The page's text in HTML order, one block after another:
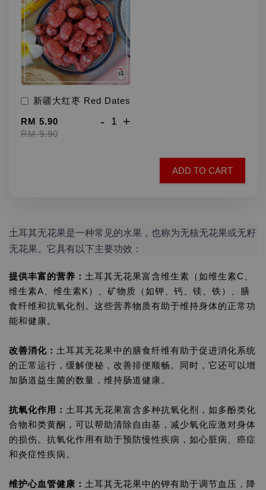
新疆大红枣 Red Dates
RM 5.90
RM 9.90
- +
ADD TO CART
土耳其无花果是一种常见的水果，也称为无核无花果或无籽
无花果。它具有以下主要功效：
提供丰富的营养： 土耳其无花果富含维生素（如维生素C、
维生素A、维生素K）、矿物质（如钾、钙、镁、铁）、膳
食纤维和抗氧化剂。这些营养物质有助于维持身体的正常功
能和健康。
改善消化： 土耳其无花果中的膳食纤维有助于促进消化系统
的正常运行，缓解便秘，改善排便顺畅。同时，它还可以增
加肠道益生菌的数量，维持肠道健康。
抗氧化作用： 土耳其无花果富含多种抗氧化剂，如多酚类化
合物和类黄酮，可以帮助清除自由基，减少氧化应激对身体
的损伤。抗氧化作用有助于预防慢性疾病，如心脏病、癌症
和炎症性疾病。
维护心血管健康： 土耳其无花果中的钾有助于调节血压，降